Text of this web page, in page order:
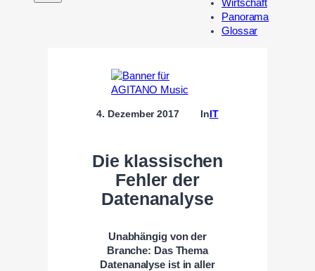
Wirtschaft
Panorama
Glossar
4. Dezember 2017 InIT
Die klassischen
Fehler der
Datenanalyse
Unabhängig von der
Branche: Das Thema
Datenanalyse ist in aller